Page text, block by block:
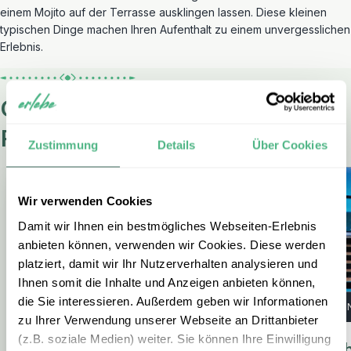
Zustimmung Details Über Cookies
Wir verwenden Cookies
Damit wir Ihnen ein bestmögliches Webseiten-Erlebnis
anbieten können, verwenden wir Cookies. Diese werden
platziert, damit wir Ihr Nutzerverhalten analysieren und
Ihnen somit die Inhalte und Anzeigen anbieten können,
die Sie interessieren. Außerdem geben wir Informationen
zu Ihrer Verwendung unserer Webseite an Drittanbieter
(z.B. soziale Medien) weiter. Sie können Ihre Einwilligung
einem Mojito auf der Terrasse ausklingen lassen. Diese kleinen
typischen Dinge machen Ihren Aufenthalt zu einem unvergesslichen
Erlebnis.
Gestalten Sie Ihre eigene Kuba
Reise
RUNDREISE